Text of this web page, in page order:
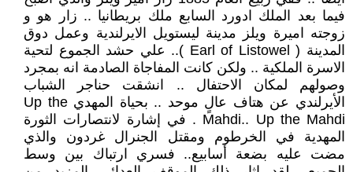
فيما بعد الملك ادورد السابع ملك بريطانيا .. زار هو و
زوجته اميرة ويلز مدينة ليستويل الايرلندية وعمل دوق
المدينة ( Earl of Listowel ).. علي حشد الجموع لتحية
الاسرة الملكية .. ولكن كانت المفاجاة الصادمة انه بمجرد
وصولهم لمكان الاحتفال .. انشقت حناجر الشباب
الأيرلندي عن هتاف عالٍ موحد .. بحياة المهدي Up the
Mahdi.. Up the Mahdi . في إشارة لانتصارات الثورة
المهدية في الخرطوم ومقتل الجنرال غردون والذي
مضت عليه بضعة أسابيع.. فسري ارتباك بين وسط